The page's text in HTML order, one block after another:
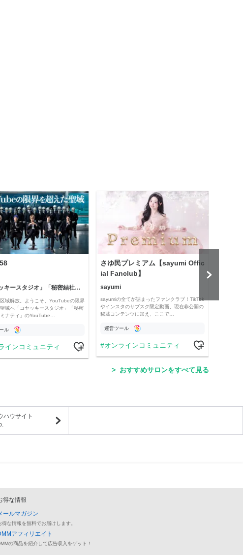
「コヤッキースタジオ」「秘密結社コヤミナティ」
域解放。ようこそ、YouTubeの限界
域へ「コヤッキースタジオ」「秘密
ナティ」のYouTube…
ル
インコミュニティ
さゆ民プレミアム【sayumi Offic
ial Fanclub】
sayumi
sayumiの全てが詰まったファンクラブ！TikTok
やインスタのサブスク限定動画、現在非公開の
秘蔵コンテンツに加え、ここで…
運営ツール
オンラインコミュニティ
おすすめサロンをすべて見る
ハウサイト
得な情報
ールマガジン
得な情報を無料でお届けします。
アフィリエイト
の商品を紹介して広告収入をゲット！